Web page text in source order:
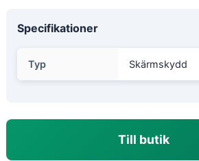
Specifikationer
Typ Skärmskydd
Till butik